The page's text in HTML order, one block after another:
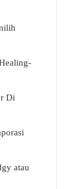
Di
atau